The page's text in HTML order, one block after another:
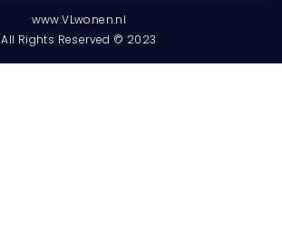
www.VLwonen.nl
All Rights Reserved © 2023